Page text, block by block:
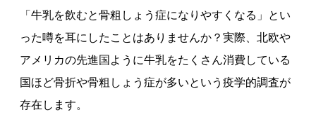
「牛乳を飲むと骨粗しょう症になりやすくなる」とい
った噂を耳にしたことはありませんか？実際、北欧や
アメリカの先進国ように牛乳をたくさん消費している
国ほど骨折や骨粗しょう症が多いという疫学的調査が
存在します。